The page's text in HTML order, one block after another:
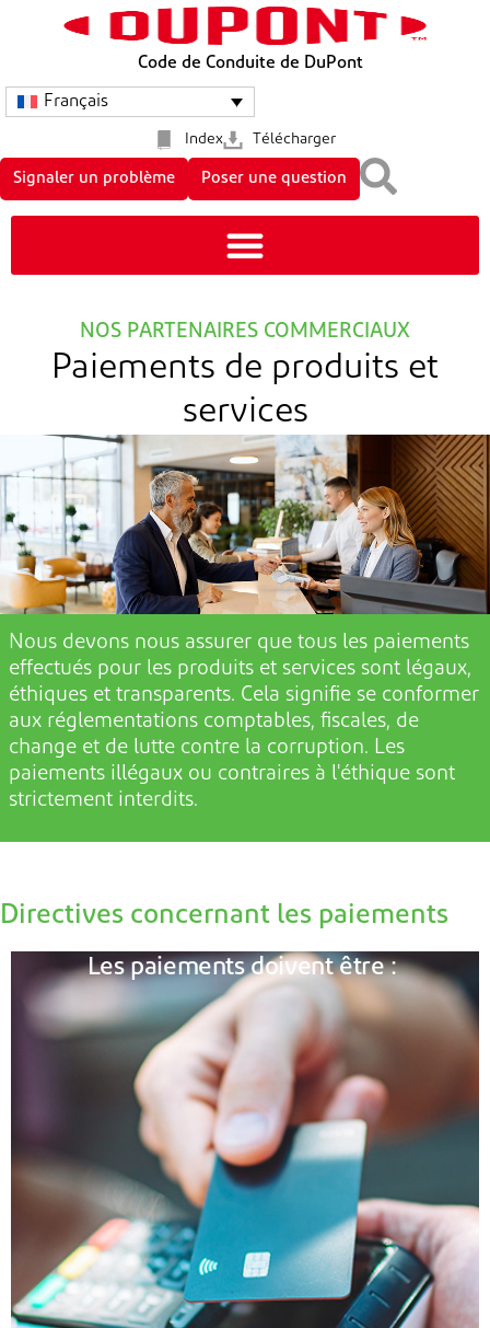
Code de Conduite de DuPont
Français
Index Télécharger
Signaler un problème Poser une question
NOS PARTENAIRES COMMERCIAUX
Paiements de produits et
services
Nous devons nous assurer que tous les paiements
effectués pour les produits et services sont légaux,
éthiques et transparents. Cela signifie se conformer
aux réglementations comptables, fiscales, de
change et de lutte contre la corruption. Les
paiements illégaux ou contraires à l'éthique sont
strictement interdits.
Directives concernant les paiements
Les paiements doivent être :